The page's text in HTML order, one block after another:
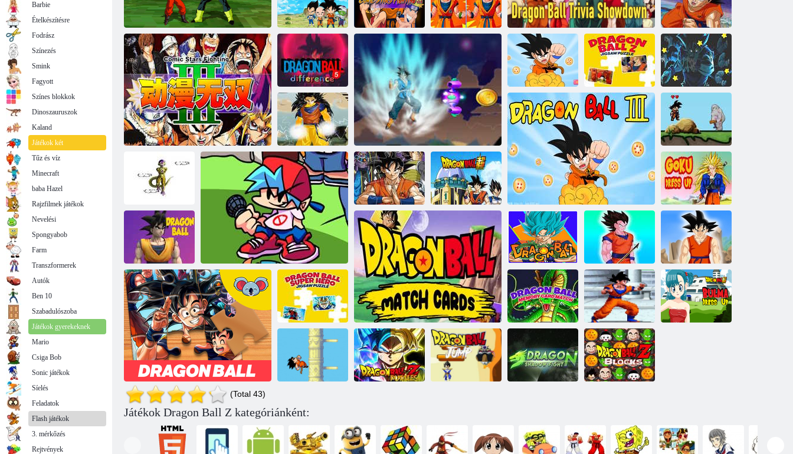
Dragon Ball Z Ultimate Battle 22
Super Stickman
sárkány
A hiperbolikus
trivia kamra
Sárkánygolyó
nova robbant
Sárkánygolyó trivia showdown
Dragon Ball
kvíz
Sárkánygolyó
szuper
Comic Stars
Fighting 3. 6
Comic Stars Fighting 3. 2
epikus
különbség
Sárkánygolyó
kincsvadász
Dragon Ball 5
különbség
Saiyan Battle 2D
Sárkánygolyó 3
Dragon Ball Z
kirakós játék
Dragon Ball
vicces játékok
Sárkánygolyó iii
Dragonball Z
Öltöztesd fel
Goku ugrás
Freeza Jump
Dragon Ball Z
Fnf vs goku
Dragon Ball
szuper puzzle
Dragon Ball
Super 7
különbség
Goku öltöztetős
DragonBall meccskártyák
Sárkánygolyó Sárkánygolyó Goku öltöztetős
Gohan Öltözz
fel
Dragon Ball
szuperhős
kirakós játék
Dragon Ball
memóriakártya
meccs
Dragon Ball Z:
Taiketsu
Dragon Ball
rejtvények
blokkok
(Total 43)
Játékok Dragon Ball Z kategóriánként:
Barbie
Ételkészítésre
Fodrász
Színezés
Smink
Fagyott
Színes blokkok
Dinoszauruszok
Kaland
Játékok két
Tűz és víz
Minecraft
baba Hazel
Rajzfilmek játékok
Nevelési
Spongyabob
Farm
Transzformerek
Autók
Ben 10
Szabadulószoba
Játékok gyerekeknek
Mario
Csiga Bob
Sonic játékok
Síelés
Feladatok
Flash játékok
3. mérkőzés
Rejtvények